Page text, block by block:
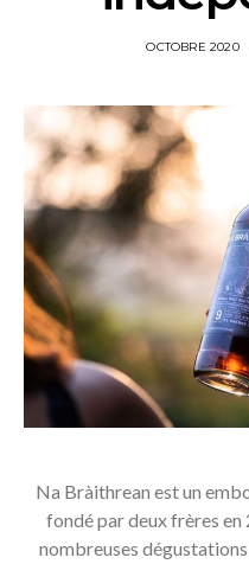
POSTED
OCTOBRE 2020
Na Bràithrean est un
fondé par deux frères en
nombreuses